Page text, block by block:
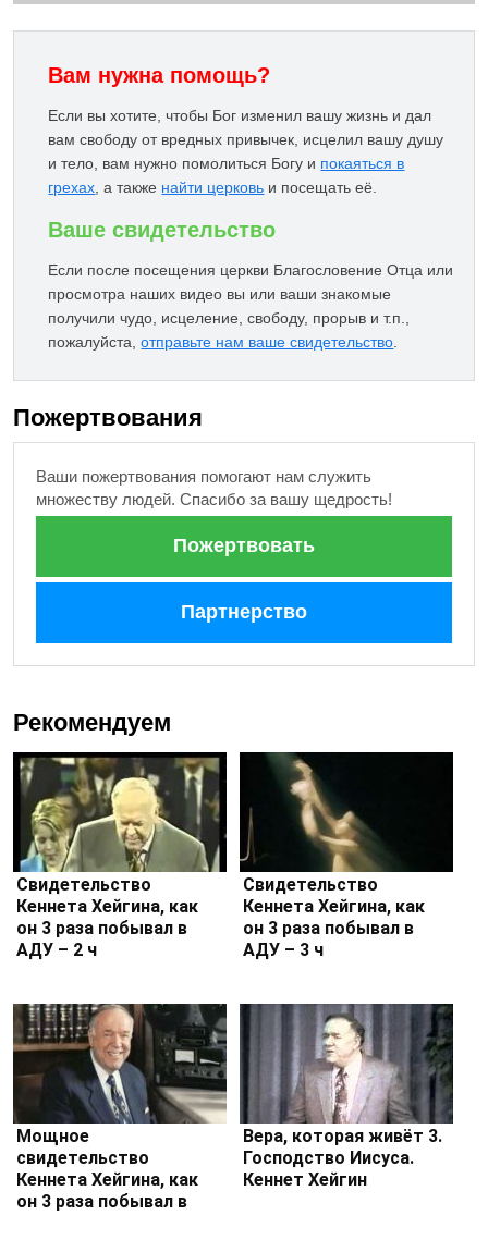
Вам нужна помощь?
Если вы хотите, чтобы Бог изменил вашу жизнь и дал
вам свободу от вредных привычек, исцелил вашу душу
и тело, вам нужно помолиться Богу и покаяться в
грехах, а также найти церковь и посещать её.
Ваше свидетельство
Если после посещения церкви Благословение Отца или
просмотра наших видео вы или ваши знакомые
получили чудо, исцеление, свободу, прорыв и т.п.,
пожалуйста,отправьте нам ваше свидетельство.
Пожертвования
Ваши пожертвования помогают нам служить
множеству людей. Спасибо за вашу щедрость!
Пожертвовать
Партнерство
Рекомендуем
Свидетельство
Кеннета Хейгина, как
он 3 раза побывал в
АДУ – 2 ч
Свидетельство
Кеннета Хейгина, как
он 3 раза побывал в
АДУ – 3 ч
Мощное
свидетельство
Кеннета Хейгина, как
он 3 раза побывал в
Вера, которая живёт 3.
Господство Иисуса.
Кеннет Хейгин